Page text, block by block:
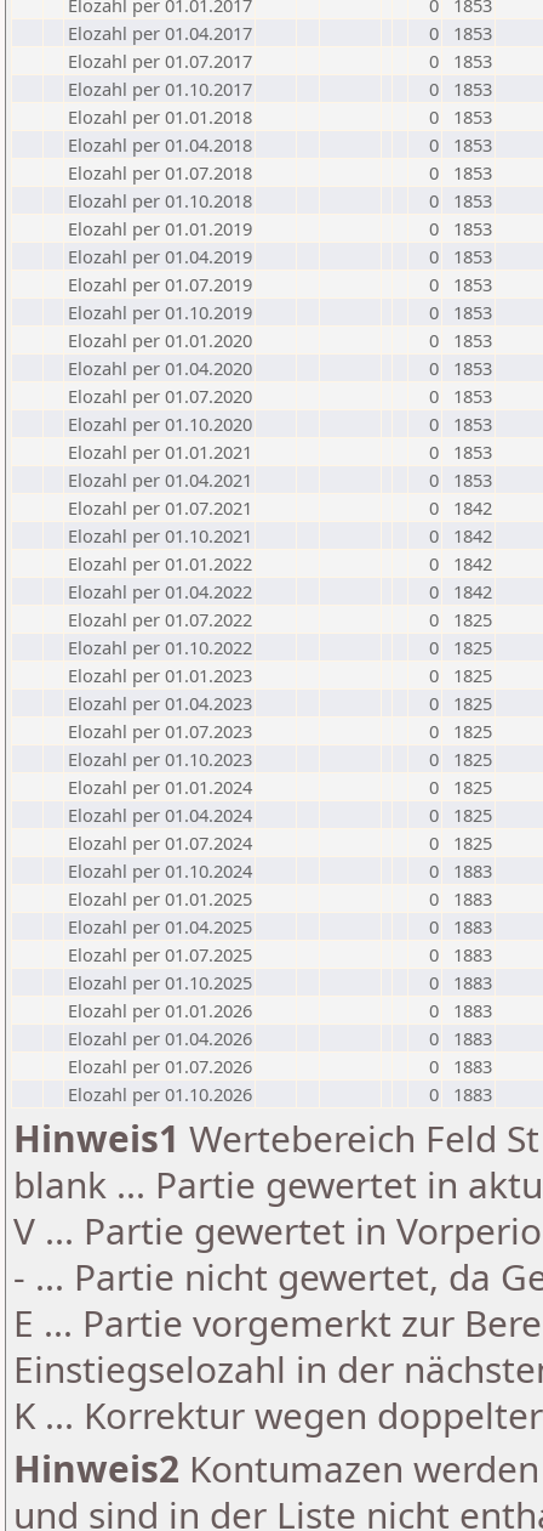
Elozahl per 01.01.2017
0
1853
Elozahl per 01.04.2017
0
1853
Elozahl per 01.07.2017
0
1853
Elozahl per 01.10.2017
0
1853
Elozahl per 01.01.2018
0
1853
Elozahl per 01.04.2018
0
1853
Elozahl per 01.07.2018
0
1853
Elozahl per 01.10.2018
0
1853
Elozahl per 01.01.2019
0
1853
Elozahl per 01.04.2019
0
1853
Elozahl per 01.07.2019
0
1853
Elozahl per 01.10.2019
0
1853
Elozahl per 01.01.2020
0
1853
Elozahl per 01.04.2020
0
1853
Elozahl per 01.07.2020
0
1853
Elozahl per 01.10.2020
0
1853
Elozahl per 01.01.2021
0
1853
Elozahl per 01.04.2021
0
1853
Elozahl per 01.07.2021
0
1842
Elozahl per 01.10.2021
0
1842
Elozahl per 01.01.2022
0
1842
Elozahl per 01.04.2022
0
1842
Elozahl per 01.07.2022
0
1825
Elozahl per 01.10.2022
0
1825
Elozahl per 01.01.2023
0
1825
Elozahl per 01.04.2023
0
1825
Elozahl per 01.07.2023
0
1825
Elozahl per 01.10.2023
0
1825
Elozahl per 01.01.2024
0
1825
Elozahl per 01.04.2024
0
1825
Elozahl per 01.07.2024
0
1825
Elozahl per 01.10.2024
0
1883
Elozahl per 01.01.2025
0
1883
Elozahl per 01.04.2025
0
1883
Elozahl per 01.07.2025
0
1883
Elozahl per 01.10.2025
0
1883
Elozahl per 01.01.2026
0
1883
Elozahl per 01.04.2026
0
1883
Elozahl per 01.07.2026
0
1883
Elozahl per 01.10.2026
0 1883
Hinweis1 Wertebereich Feld
blank ... Partie gewertet in
V ... Partie gewertet in
- ... Partie nicht gewertet, da
E ... Partie vorgemerkt zur
Einstiegselozahl in der
K ... Korrektur wegen
Hinweis2 Kontumazen
und sind in der Liste nicht